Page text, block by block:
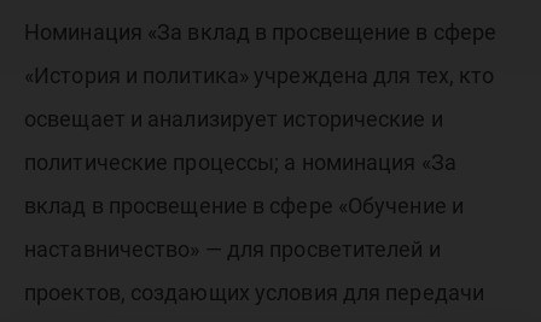
Номинация «За вклад в просвещение в сфере
«История и политика» учреждена для тех, кто
освещает и анализирует исторические и
политические процессы; а номинация «За
вклад в просвещение в сфере «Обучение и
наставничество» — для просветителей и
проектов, создающих условия для передачи